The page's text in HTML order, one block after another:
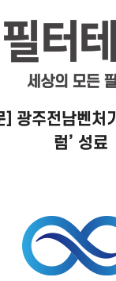
] 광주전남벤처
럼’ 성료